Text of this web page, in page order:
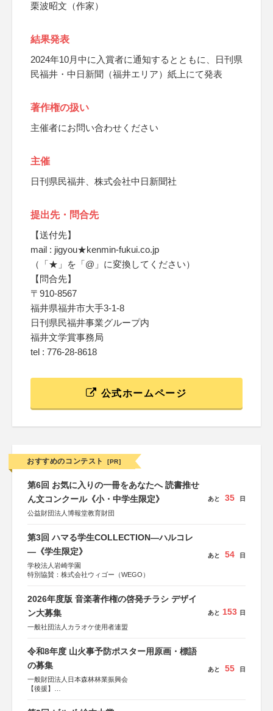
栗波昭文（作家）
結果発表
2024年10月中に入賞者に通知するとともに、日刊県
民福井・中日新聞（福井エリア）紙上にて発表
著作権の扱い
主催者にお問い合わせください
主催
日刊県民福井、株式会社中日新聞社
提出先・問合先
【送付先】
mail : jigyou★kenmin-fukui.co.jp
（「★」を「@」に変換してください）
【問合先】
〒910-8567
福井県福井市大手3-1-8
日刊県民福井事業グループ内
福井文学賞事務局
tel : 776-28-8618
公式ホームページ
おすすめのコンテスト [PR]
第6回 お気に入りの一冊をあなたへ 読書推せ
ん文コンクール《小・中学生限定》
公益財団法人博報堂教育財団
あと 35 日
第3回 ハマる学生COLLECTION―ハルコレ
―《学生限定》
学校法人岩崎学園
特別協賛：株式会社ウィゴー（WEGO）
あと 54 日
2026年度版 音楽著作権の啓発チラシ デザイ
ン大募集
一般社団法人カラオケ使用者連盟
あと 153 日
令和8年度 山火事予防ポスター用原画・標語
の募集
一般財団法人日本森林林業振興会
【後援】
会、森林火災対策協会
あと 55 日